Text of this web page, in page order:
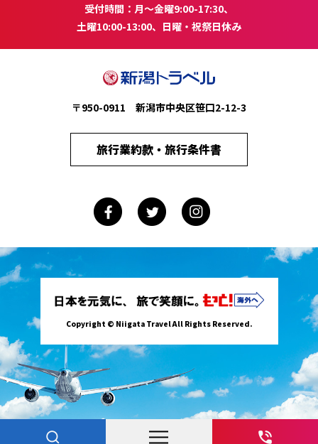
受付時間：月～金曜9:00-17:30、
土曜10:00-13:00、日曜・祝祭日休み
〒950-0911 新潟市中央区笹口2-12-3
旅行業約款・旅行条件書
Copyright © Niigata Travel All Rights Reserved.